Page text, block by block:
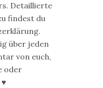
Detaillierte
findest du
über jeden
von euch,
oder